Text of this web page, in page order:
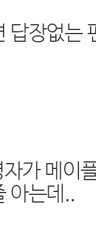
답장없는
가 메이
아는데..